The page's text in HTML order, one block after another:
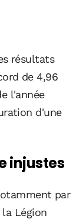
résultats
de 4,96
l'année
d'une
injustes
par
Légion